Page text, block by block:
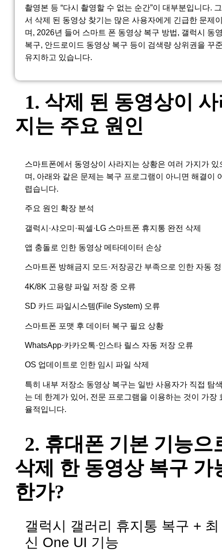
촬영본 등 “다시 촬영할 수 없는 순간”이 대부분입니다.
서 삭제 된 동영상 찾기는 많은 사용자에게 긴급한 문제
며, 2026년 들어 스마트 폰 동영상 복구 방법, 갤럭시 동
복구, 안드로이드 동영상 복구 등이 검색량 상위권을 꾸
유지하고 있습니다.
1. 삭제 된 동영상이
지는 주요 원인
스마트폰에서 동영상이 사라지는 상황은 여러 가지가 있
며, 아래와 같은 문제는 복구 프로그램이 아니면 해결이
렵습니다.
주요 원인 확장 분석
갤럭시·샤오미·픽셀·LG 스마트폰 휴지통 완전 삭제
앱 충돌로 인한 동영상 메타데이터 손상
스마트폰 방해금지 모드·저장공간 부족으로 인한 자동
4K/8K 고용량 파일 저장 중 오류
SD 카드 파일시스템(File System) 오류
스마트폰 포맷 후 데이터 복구 필요 상황
WhatsApp·카카오톡·인스타 릴스 자동 저장 오류
OS 업데이트로 인한 임시 파일 삭제
특히 내부 저장소 동영상 복구는 일반 사용자가 직접 탐
는 데 한계가 있어, 전문 프로그램을 이용하는 것이 가장
율적입니다.
2. 휴대폰 기본 기능으
삭제 한 동영상 복구 가
한가?
갤럭시 갤러리 휴지통 복구 + 최
신 One UI 기능